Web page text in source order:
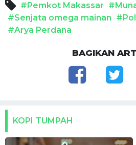
#Pemkot Makassar
#Senjata omega mainan
#Arya Perdana
BAGIKAN
KOPI TUMPAH